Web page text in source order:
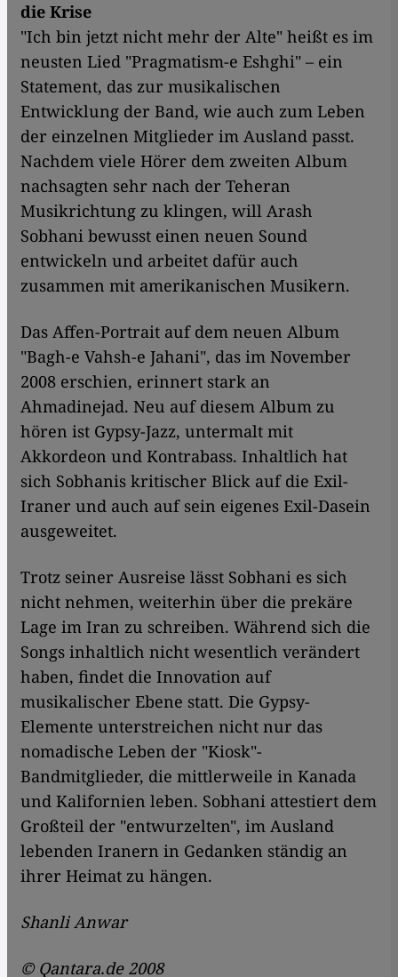
die Krise
"Ich bin jetzt nicht mehr der Alte" heißt es im
neusten Lied "Pragmatism-e Eshghi" – ein
Statement, das zur musikalischen
Entwicklung der Band, wie auch zum Leben
der einzelnen Mitglieder im Ausland passt.
Nachdem viele Hörer dem zweiten Album
nachsagten sehr nach der Teheran
Musikrichtung zu klingen, will Arash
Sobhani bewusst einen neuen Sound
entwickeln und arbeitet dafür auch
zusammen mit amerikanischen Musikern.
Das Affen-Portrait auf dem neuen Album
"Bagh-e Vahsh-e Jahani", das im November
2008 erschien, erinnert stark an
Ahmadinejad. Neu auf diesem Album zu
hören ist Gypsy-Jazz, untermalt mit
Akkordeon und Kontrabass. Inhaltlich hat
sich Sobhanis kritischer Blick auf die Exil-
Iraner und auch auf sein eigenes Exil-Dasein
ausgeweitet.
Trotz seiner Ausreise lässt Sobhani es sich
nicht nehmen, weiterhin über die prekäre
Lage im Iran zu schreiben. Während sich die
Songs inhaltlich nicht wesentlich verändert
haben, findet die Innovation auf
musikalischer Ebene statt. Die Gypsy-
Elemente unterstreichen nicht nur das
nomadische Leben der "Kiosk"-
Bandmitglieder, die mittlerweile in Kanada
und Kalifornien leben. Sobhani attestiert dem
Großteil der "entwurzelten", im Ausland
lebenden Iranern in Gedanken ständig an
ihrer Heimat zu hängen.
Shanli Anwar
© Qantara.de 2008